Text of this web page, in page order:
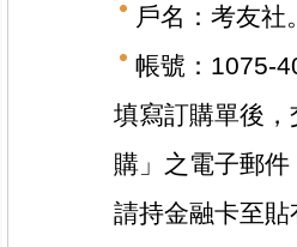
戶名：考友社
帳號：1075-
填寫訂購單後
購」之電子郵
請持金融卡至